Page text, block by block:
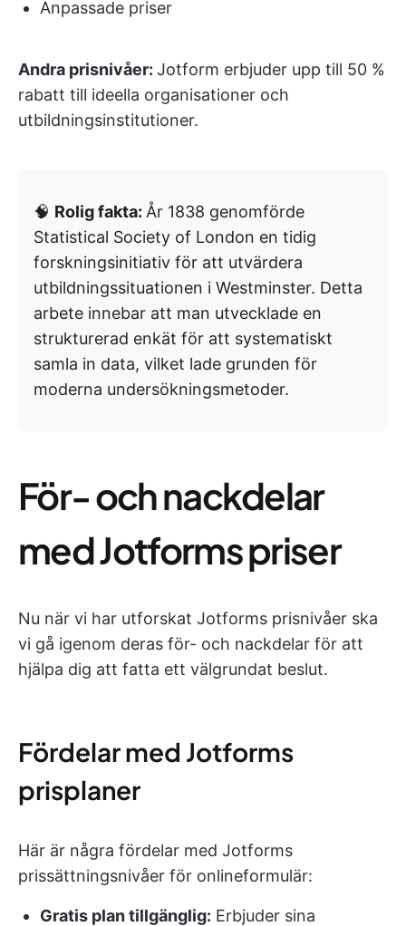
Anpassade priser
Andra prisnivåer: Jotform erbjuder upp till 50 %
rabatt till ideella organisationer och
utbildningsinstitutioner.
🧠 Rolig fakta: År 1838 genomförde
Statistical Society of London en tidig
forskningsinitiativ för att utvärdera
utbildningssituationen i Westminster. Detta
arbete innebar att man utvecklade en
strukturerad enkät för att systematiskt
samla in data, vilket lade grunden för
moderna undersökningsmetoder.
För- och nackdelar
med Jotforms priser
Nu när vi har utforskat Jotforms prisnivåer ska
vi gå igenom deras för- och nackdelar för att
hjälpa dig att fatta ett välgrundat beslut.
Fördelar med Jotforms
prisplaner
Här är några fördelar med Jotforms
prissättningsnivåer för onlineformulär:
Gratis plan tillgänglig: Erbjuder sina